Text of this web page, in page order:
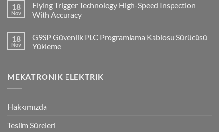
Haberleşmesi
on
Q2A
Ve
NPN/PNP
Giriş
Bağlantılar
18
Nov
Flying Trigger Technology High-Speed Inspection
With Accuracy
on
Flying
Trigger
Inspection
With
18
Nov
G9SP Güvenlik PLC Programlama Kablosu Sürücüsü
Yükleme
G9SP
Güvenlik
Sürücüsü
MEKATRONIK ELEKTRIK
Hakkımızda
Teslim Süreleri